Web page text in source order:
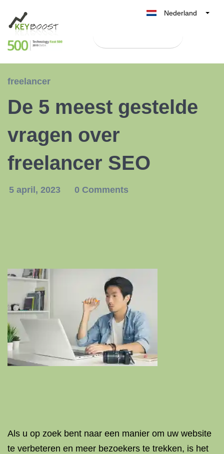
Nederland
België
España
freelancer
De 5 meest gestelde
vragen over
freelancer SEO
5 april, 2023 0 Comments
Als u op zoek bent naar een manier om uw website
te verbeteren en meer bezoekers te trekken, is het